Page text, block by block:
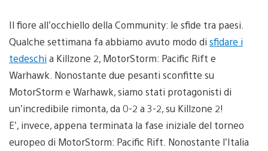
Il fiore all’occhiello della Community: le sfide tra paesi.
Qualche settimana fa abbiamo avuto modo di sfidare i
tedeschia Killzone 2, MotorStorm: Pacific Rift e
Warhawk. Nonostante due pesanti sconfitte su
MotorStorm e Warhawk, siamo stati protagonisti di
un’incredibile rimonta, da 0-2 a 3-2, su Killzone 2!
E’, invece, appena terminata la fase iniziale del torneo
europeo di MotorStorm: Pacific Rift. Nonostante l’Italia